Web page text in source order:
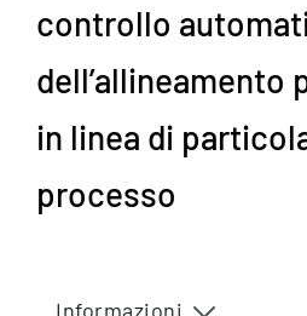
controllo
dell’allineamento
in linea di
processo
Informazioni